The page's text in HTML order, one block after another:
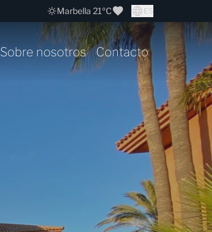
Marbella 21ºC ES
Sobre nosotros Contacto